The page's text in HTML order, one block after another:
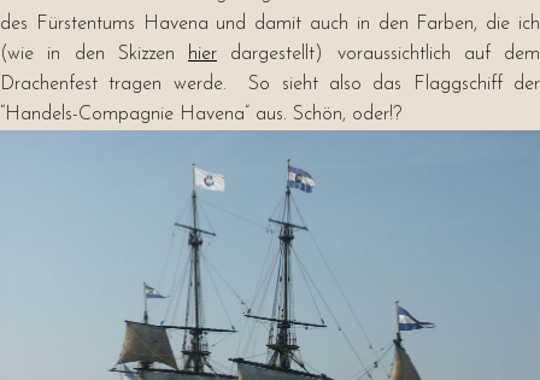
des Fürstentums Havena und damit auch in den Farben, die ich
(wie in den Skizzen hier dargestellt) voraussichtlich auf dem
Drachenfest tragen werde. So sieht also das Flaggschiff der
“Handels-Compagnie Havena” aus. Schön, oder!?